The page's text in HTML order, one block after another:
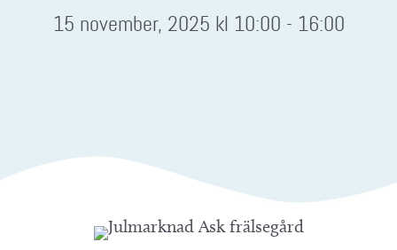
15 november, 2025 kl 10:00 - 16:00